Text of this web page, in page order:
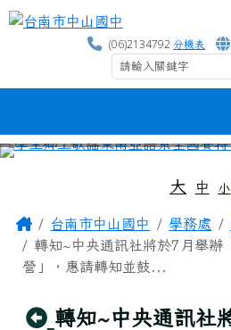
跳至主內容區
台南市中山國中
(06)2134792分機表
大 中 小
主內容區域
Home台南市中山國中 學務處
轉知~中央通訊社將於7月舉辦
營」，惠請轉知並鼓...
回上頁
轉知~中央通訊社
頁尾區域